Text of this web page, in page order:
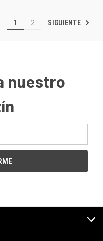
1 2 SIGUIENTE
nuestro